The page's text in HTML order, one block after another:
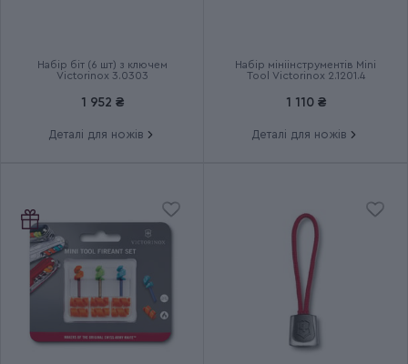
Набір біт (6 шт) з ключем
Victorinox 3.0303
1 952 ₴
Деталі для ножів
Набір мініінструментів Mini
Tool Victorinox 2.1201.4
1 110 ₴
Деталі для ножів